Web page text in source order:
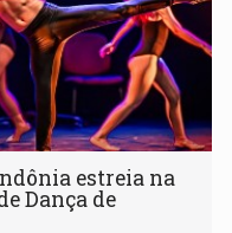
estreia na
Dança de